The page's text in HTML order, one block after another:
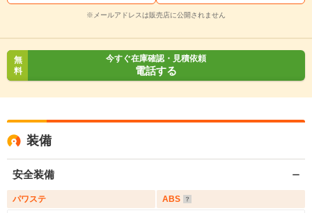
※メールアドレスは販売店に公開されません
無
料
今すぐ在庫確認・見積依頼
電話する
装備
安全装備
パワステ
ABS